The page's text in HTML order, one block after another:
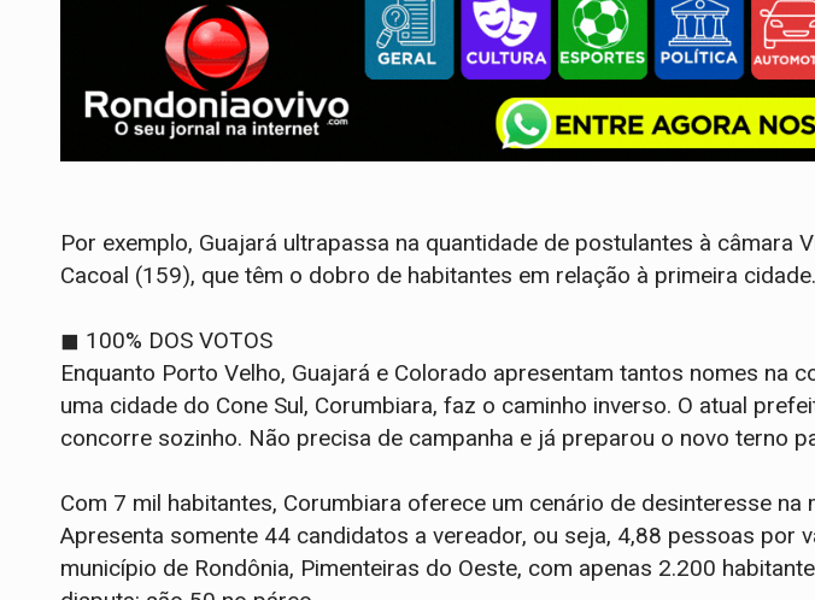
Por exemplo, Guajará ultrapassa na quantidade de postulantes à câmara
Cacoal (159), que têm o dobro de habitantes em relação à primeira cidade.
◼ 100% DOS VOTOS
Enquanto Porto Velho, Guajará e Colorado apresentam tantos nomes na
uma cidade do Cone Sul, Corumbiara, faz o caminho inverso. O atual
concorre sozinho. Não precisa de campanha e já preparou o novo terno
Com 7 mil habitantes, Corumbiara oferece um cenário de desinteresse na
Apresenta somente 44 candidatos a vereador, ou seja, 4,88 pessoas por
município de Rondônia, Pimenteiras do Oeste, com apenas 2.200